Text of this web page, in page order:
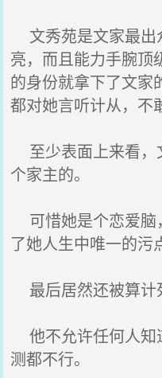
文秀苑是文家最出
亮，而且能力手腕顶
的身份就拿下了文家
都对她言听计从，不
至少表面上来看，
个家主的。
可惜她是个恋爱脑
了她人生中唯一的污
最后居然还被算计
他不允许任何人知
测都不行。